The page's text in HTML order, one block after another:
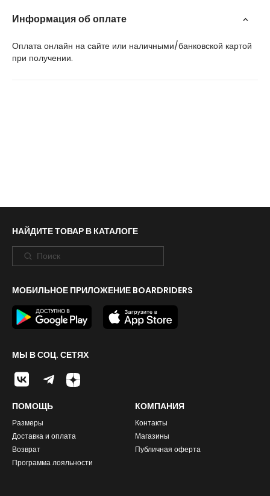
Информация об оплате
Оплата онлайн на сайте или наличными/банковской картой
при получении.
НАЙДИТЕ ТОВАР В КАТАЛОГЕ
МОБИЛЬНОЕ ПРИЛОЖЕНИЕ BOARDRIDERS
МЫ В СОЦ. СЕТЯХ
ПОМОЩЬ
Размеры
Доставка и оплата
Возврат
Программа лояльности
КОМПАНИЯ
Контакты
Магазины
Публичная оферта